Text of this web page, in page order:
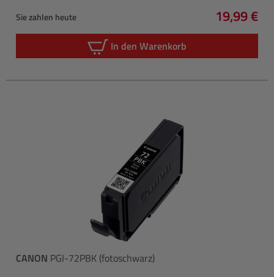
Sie zahlen heute 19,99 €
In den Warenkorb
CANON PGI-72PBK (fotoschwarz)